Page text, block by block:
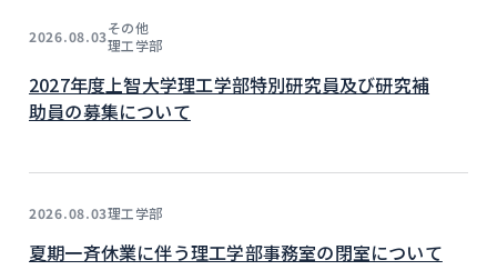
2026.08.03その他
理工学部
2027年度上智大学理工学部特別研究員及び研究補
助員の募集について
2026.08.03理工学部
夏期一斉休業に伴う理工学部事務室の閉室について